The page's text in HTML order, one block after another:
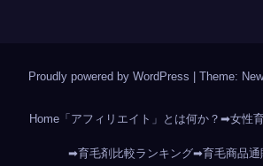
Proudly powered by WordPress | Theme:
Home「アフィリエイト」とは何か？ ➡女性
➡育毛剤比較ランキング➡育毛商品通